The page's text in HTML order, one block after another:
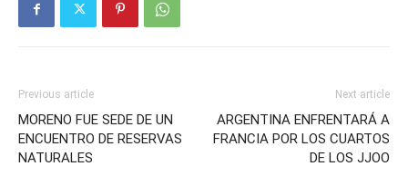
Previous article
MORENO FUE SEDE DE UN
ENCUENTRO DE RESERVAS
NATURALES
Next article
ARGENTINA ENFRENTARÁ A
FRANCIA POR LOS CUARTOS
DE LOS JJOO